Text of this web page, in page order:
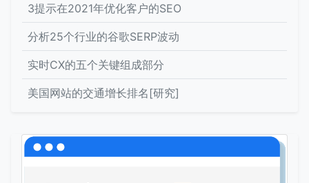
3提示在2021年优化客户的SEO
分析25个行业的谷歌SERP波动
实时CX的五个关键组成部分
美国网站的交通增长排名[研究]